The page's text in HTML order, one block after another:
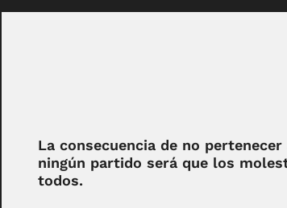
La consecuencia de no pertenecer
ningún partido será que los
todos.